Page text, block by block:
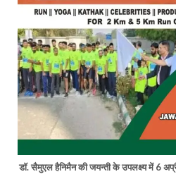
डॉ. सैमुएल हैनिमैन की जयन्ती के उपलक्ष्य में 6